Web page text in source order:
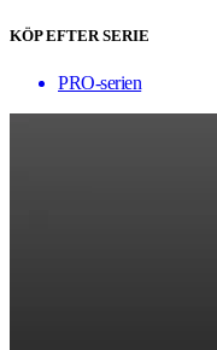
KÖP EFTER SERIE
PRO-serien